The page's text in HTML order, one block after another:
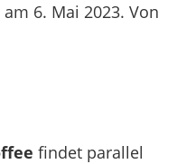
6. Mai 2023. Von
findet parallel